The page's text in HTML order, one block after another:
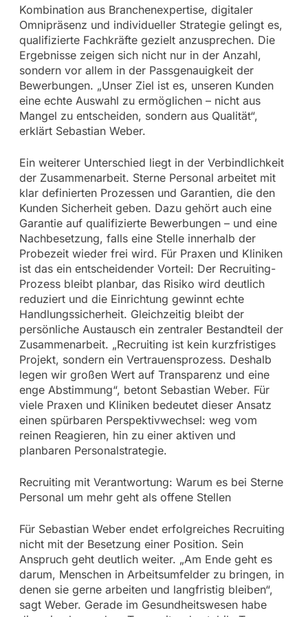
Kombination aus Branchenexpertise, digitaler
Omnipräsenz und individueller Strategie gelingt es,
qualifizierte Fachkräfte gezielt anzusprechen. Die
Ergebnisse zeigen sich nicht nur in der Anzahl,
sondern vor allem in der Passgenauigkeit der
Bewerbungen. „Unser Ziel ist es, unseren Kunden
eine echte Auswahl zu ermöglichen – nicht aus
Mangel zu entscheiden, sondern aus Qualität“,
erklärt Sebastian Weber.
Ein weiterer Unterschied liegt in der Verbindlichkeit
der Zusammenarbeit. Sterne Personal arbeitet mit
klar definierten Prozessen und Garantien, die den
Kunden Sicherheit geben. Dazu gehört auch eine
Garantie auf qualifizierte Bewerbungen – und eine
Nachbesetzung, falls eine Stelle innerhalb der
Probezeit wieder frei wird. Für Praxen und Kliniken
ist das ein entscheidender Vorteil: Der Recruiting-
Prozess bleibt planbar, das Risiko wird deutlich
reduziert und die Einrichtung gewinnt echte
Handlungssicherheit. Gleichzeitig bleibt der
persönliche Austausch ein zentraler Bestandteil der
Zusammenarbeit. „Recruiting ist kein kurzfristiges
Projekt, sondern ein Vertrauensprozess. Deshalb
legen wir großen Wert auf Transparenz und eine
enge Abstimmung“, betont Sebastian Weber. Für
viele Praxen und Kliniken bedeutet dieser Ansatz
einen spürbaren Perspektivwechsel: weg vom
reinen Reagieren, hin zu einer aktiven und
planbaren Personalstrategie.
Recruiting mit Verantwortung: Warum es bei Sterne
Personal um mehr geht als offene Stellen
Für Sebastian Weber endet erfolgreiches Recruiting
nicht mit der Besetzung einer Position. Sein
Anspruch geht deutlich weiter. „Am Ende geht es
darum, Menschen in Arbeitsumfelder zu bringen, in
denen sie gerne arbeiten und langfristig bleiben“,
sagt Weber. Gerade im Gesundheitswesen habe